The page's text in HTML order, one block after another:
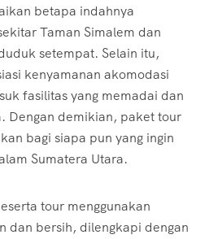
betapa indahnya
Taman Simalem dan
setempat. Selain itu,
kenyamanan akomodasi
fasilitas yang memadai dan
Dengan demikian, paket tour
bagi siapa pun yang ingin
Sumatera Utara.
tour menggunakan
dan bersih, dilengkapi dengan